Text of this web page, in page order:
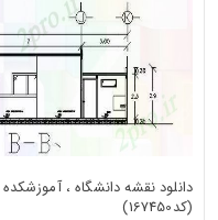
دانلود نقشه دانشگاه ،
(کد167450)